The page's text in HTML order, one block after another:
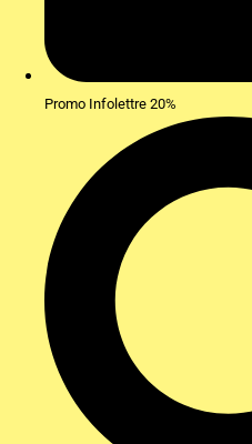
Promo Infolettre 20%